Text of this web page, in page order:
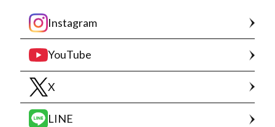
Instagram
YouTube
X
LINE